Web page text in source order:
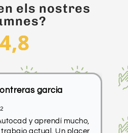
els nostres
4,8
garcia
y aprendí mucho,
actual. Un placer